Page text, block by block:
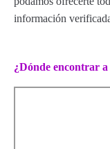
información
¿Dónde encontrar